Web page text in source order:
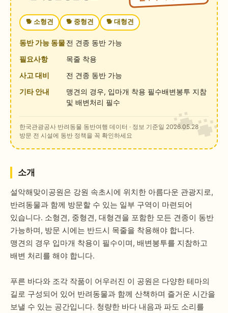
🐕 소형견 🐕 중형견 🐕 대형견
동반 가능 동물전 견종 동반 가능
필요사항
목줄 착용
사고 대비
전 견종 동반 가능
기타 안내
맹견의 경우, 입마개 착용 필수배변봉투 지참
및 배변처리 필수
한국관광공사 반려동물 동반여행 데이터 · 정보 기준일 2026.05.28
방문 전 시설에 동반 정책을 꼭 확인하세요
소개
설악해맞이공원은 강원 속초시에 위치한 아름다운 관광지로,
반려동물과 함께 방문할 수 있는 일부 구역이 마련되어
있습니다. 소형견, 중형견, 대형견을 포함한 모든 견종이 동반
가능하며, 방문 시에는 반드시 목줄을 착용해야 합니다.
맹견의 경우 입마개 착용이 필수이며, 배변봉투를 지참하고
배변 처리를 해야 합니다.
푸른 바다와 조각 작품이 어우러진 이 공원은 다양한 테마의
길로 구성되어 있어 반려동물과 함께 산책하며 즐거운 시간을
보낼 수 있는 공간입니다. 청량한 바다 내음과 파도 소리를